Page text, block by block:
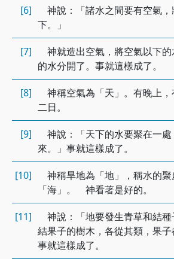
[6]
神說：「諸水之間要有空氣
下。」
[7]
神就造出空氣，將空氣以下
的水分開了。事就這樣成了。
[8]
神稱空氣為「天」。有晚上
二日。
[9]
神說：「天下的水要聚在一處
來。」事就這樣成了。
[10]
神稱旱地為「地」，稱水的聚
「海」。 神看著是好的。
[11]
神說：「地要發生青草和結種
結果子的樹木，各從其類，果子
事就這樣成了。